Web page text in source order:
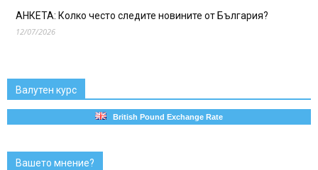
АНКЕТА: Колко често следите новините от България?
12/07/2026
Валутен курс
British Pound Exchange Rate
Вашето мнение?